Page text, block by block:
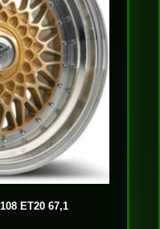
ET20 67,1